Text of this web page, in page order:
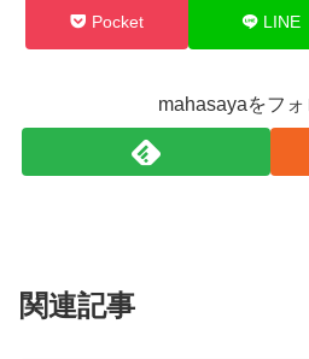
Pocket LINE
mahasayaをフォ
関連記事